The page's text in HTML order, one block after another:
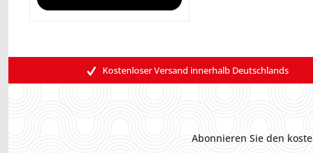
Kostenloser Versand innerhalb Deutschlands
Abonnieren Sie den